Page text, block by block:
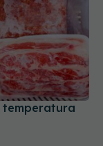
temperatura